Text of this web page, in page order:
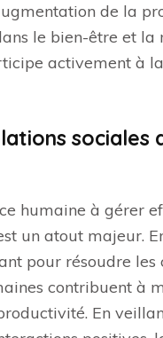
de la
le bien-être et
activement à
sociales
humaine à gérer
un atout majeur.
pour résoudre les
contribuent à
En